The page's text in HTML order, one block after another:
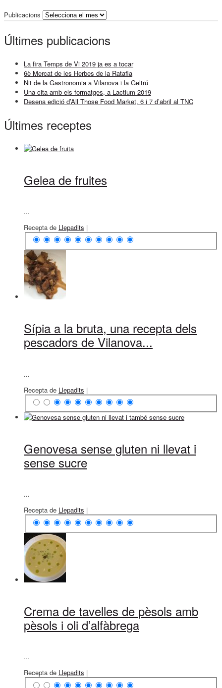
Publicacions
Últimes publicacions
La fira Temps de Vi 2019 ja es a tocar
6è Mercat de les Herbes de la Ratafia
Nit de la Gastronomia a Vilanova i la Geltrú
Una cita amb els formatges, a Lactium 2019
Desena edició d’All Those Food Market, 6 i 7 d’abril al TNC
Últimes receptes
Gelea de fruites
...
Recepta de Llepadits |
Sípia a la bruta, una recepta dels
pescadors de Vilanova...
...
Recepta de Llepadits |
Genovesa sense gluten ni llevat i
sense sucre
...
Recepta de Llepadits |
Crema de tavelles de pèsols amb
pèsols i oli d’alfàbrega
...
Recepta de Llepadits |